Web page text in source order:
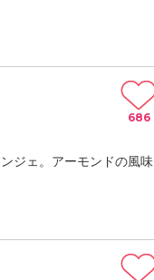
ジェ。アーモンドの風味
686